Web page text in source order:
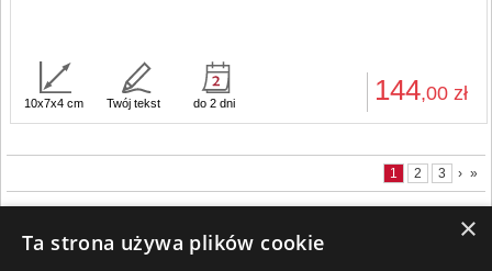
144,00 zł
10x7x4 cm Twój tekst do 2 dni
1 2 3 › »
×
Ta strona używa plików cookie